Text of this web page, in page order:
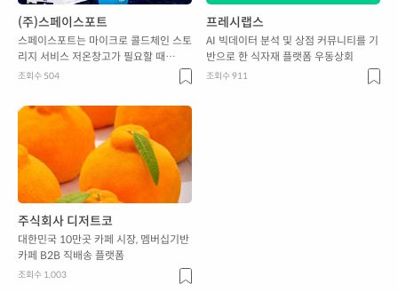
(주)스페이스포트
스페이스포트는 마이크로 콜드체인 스토
리지 서비스 저온창고가 필요할 때
'VINGO' 서비스를 고객에게 제공하고
조회수 504
프레시랩스
AI 빅데이터 분석 및 상점 커뮤니티를 기
반으로 한 식자재 플랫폼 우동상회
조회수 911
주식회사 디저트코
대한민국 10만곳 카페 시장, 멤버십기반
카페 B2B 직배송 플랫폼
조회수 1,003